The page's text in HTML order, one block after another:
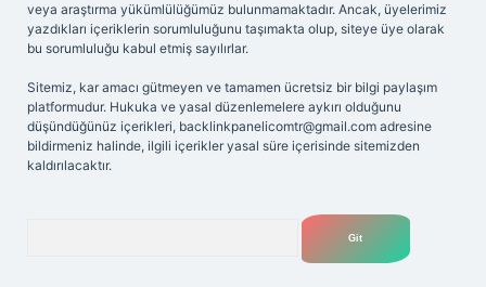
veya araştırma yükümlülüğümüz bulunmamaktadır. Ancak, üyelerimiz
yazdıkları içeriklerin sorumluluğunu taşımakta olup, siteye üye olarak
bu sorumluluğu kabul etmiş sayılırlar.
Sitemiz, kar amacı gütmeyen ve tamamen ücretsiz bir bilgi paylaşım
platformudur. Hukuka ve yasal düzenlemelere aykırı olduğunu
düşündüğünüz içerikleri, backlinkpanelicomtr@gmail.com adresine
bildirmeniz halinde, ilgili içerikler yasal süre içerisinde sitemizden
kaldırılacaktır.